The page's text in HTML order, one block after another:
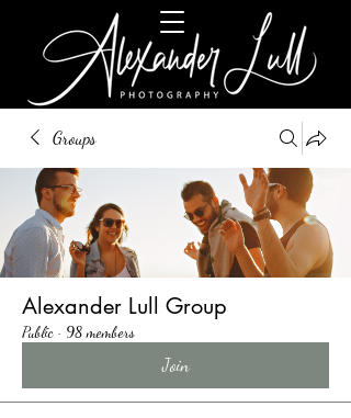
Groups
Alexander Lull Group
Public · 98 members
Join